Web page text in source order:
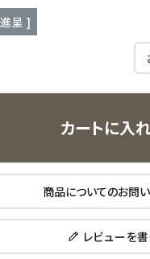
呈 ]
カートに入
商品についてのお問
レビューを書